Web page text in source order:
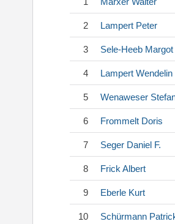
2 Lampert Peter
3 Sele-Heeb Margot
4 Lampert Wendelin
5 Wenaweser
6 Frommelt Doris
7 Seger Daniel F.
8 Frick Albert
9 Eberle Kurt
10 Schürmann